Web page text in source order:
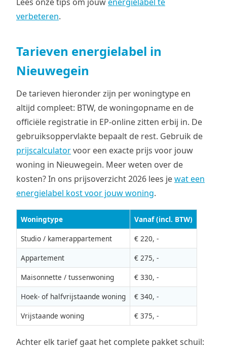
verbeteren.
Tarieven energielabel in
Nieuwegein
De tarieven hieronder zijn per woningtype en
altijd compleet: BTW, de woningopname en de
officiële registratie in EP-online zitten erbij in. De
gebruiksoppervlakte bepaalt de rest. Gebruik de
prijscalculatorvoor een exacte prijs voor jouw
woning in Nieuwegein. Meer weten over de
kosten? In ons prijsoverzicht 2026 lees jewat een
energielabel kost voor jouw woning.
Woningtype
Vanaf (incl. BTW)
Studio / kamerappartement
€ 220, -
Appartement
€ 275, -
Maisonnette / tussenwoning
€ 330, -
Hoek- of halfvrijstaande woning
€ 340, -
Vrijstaande woning
€ 375, -
Achter elk tarief gaat het complete pakket schuil: